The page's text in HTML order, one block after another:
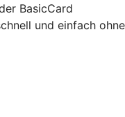
BasicCard
und einfach ohne